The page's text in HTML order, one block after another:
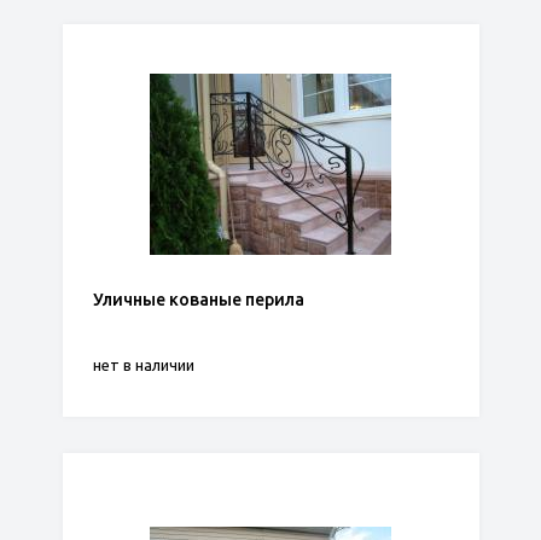
Уличные кованые перила
нет в наличии